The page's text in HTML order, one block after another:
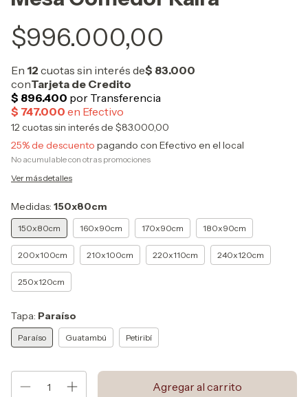
$996.000,00
12cuotas sin interés de $83.000,00
25% de descuento pagando con Efectivo en el local
No acumulable con otras promociones
Ver más detalles
Medidas: 150x80cm
150x80cm 160x90cm 170x90cm 180x90cm
200x100cm 210x100cm 220x110cm 240x120cm
250x120cm
Tapa: Paraíso
Paraíso Guatambú Petiribí